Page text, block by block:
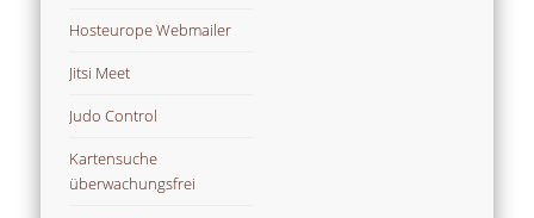
Hosteurope Webmailer
Jitsi Meet
Judo Control
Kartensuche
überwachungsfrei